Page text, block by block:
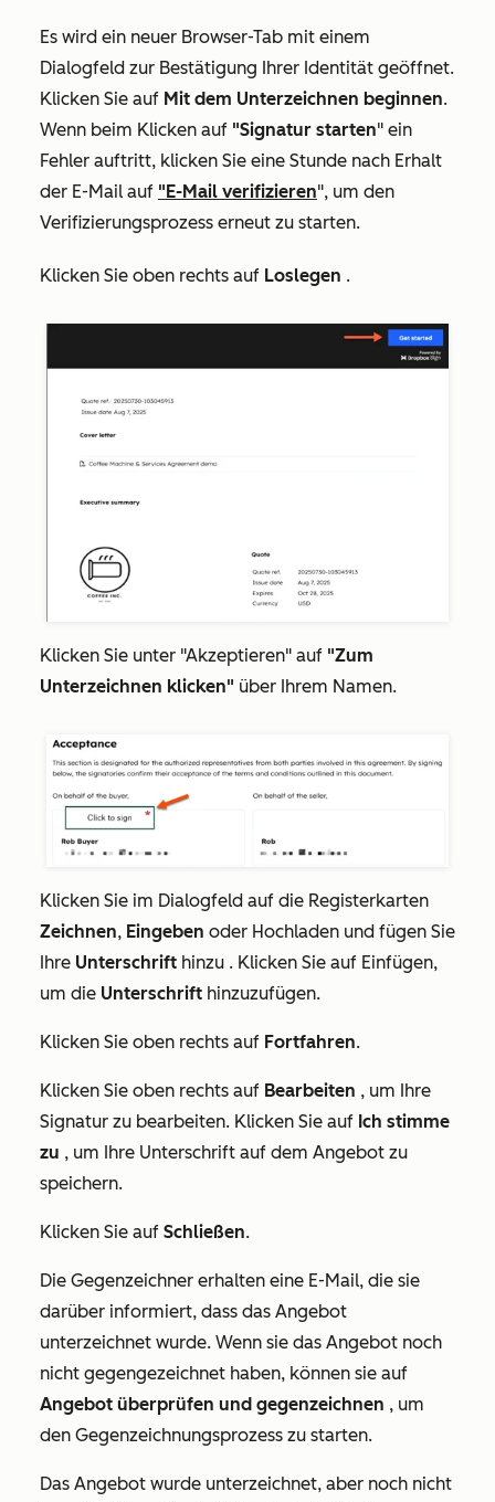
Es wird ein neuer Browser-Tab mit einem
Dialogfeld zur Bestätigung Ihrer Identität geöffnet.
Klicken Sie auf Mit dem Unterzeichnen beginnen.
Wenn beim Klicken auf "Signatur starten" ein
Fehler auftritt, klicken Sie eine Stunde nach Erhalt
der E-Mail auf "E-Mail verifizieren", um den
Verifizierungsprozess erneut zu starten.
Klicken Sie oben rechts auf Loslegen .
Klicken Sie unter "Akzeptieren" auf "Zum
Unterzeichnen klicken" über Ihrem Namen.
Klicken Sie im Dialogfeld auf die Registerkarten
Zeichnen, Eingeben oder Hochladen und fügen Sie
Ihre Unterschrift hinzu . Klicken Sie auf Einfügen,
um die Unterschrift hinzuzufügen.
Klicken Sie oben rechts auf Fortfahren.
Klicken Sie oben rechts auf Bearbeiten , um Ihre
Signatur zu bearbeiten. Klicken Sie auf Ich stimme
zu , um Ihre Unterschrift auf dem Angebot zu
speichern.
Klicken Sie auf Schließen.
Die Gegenzeichner erhalten eine E-Mail, die sie
darüber informiert, dass das Angebot
unterzeichnet wurde. Wenn sie das Angebot noch
nicht gegengezeichnet haben, können sie auf
Angebot überprüfen und gegenzeichnen , um
den Gegenzeichnungsprozess zu starten.
Das Angebot wurde unterzeichnet, aber noch nicht